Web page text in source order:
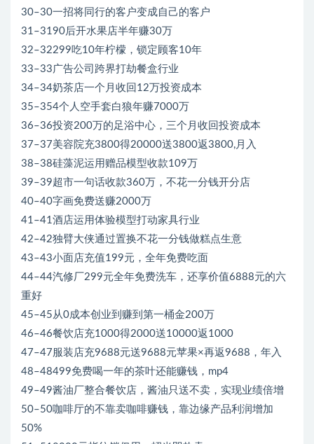
30–30一招将同行的客户变成自己的客户
31–3190后开水果店半年赚30万
32–32299吃10年柠檬，锁定顾客10年
33–33广告公司跨界打劫餐盒行业
34–34奶茶店一个月收回12万投资成本
35–354个人空手套白狼年赚7000万
36–36投资200万的足浴中心，三个月收回投资成本
37–37美容院充3800得20000送3800返3800,月入
38–38硅藻泥运用赠品模型收款109万
39–39超市一句话收款360万，不花一分钱开分店
40–40字画免费送赚2000万
41–41酒店运用体验模型打动家具行业
42–42独臂大侠通过置换不花一分钱做糕点生意
43–43小面店充值199元，全年免费吃面
44–44汽修厂299元全年免费洗车，还享价值6888元的六
重好
45–45从0成本创业到赚到第一桶金200万
46–46餐饮店充1000得2000送10000返1000
47–47服装店充9688元送9688元苹果×再返9688，年入
48–48499免费喝一年的茶叶还能赚钱，mp4
49–49酱油厂整合餐饮店，酱油只送不卖，实现业绩倍增
50–50咖啡厅的不靠卖咖啡赚钱，靠边缘产品利润增加
50%